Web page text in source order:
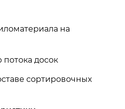
на
досок
сортировочных